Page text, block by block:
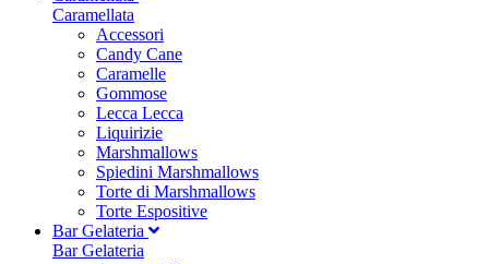
Caramellata
Accessori
Candy Cane
Caramelle
Gommose
Lecca Lecca
Liquirizie
Marshmallows
Spiedini Marshmallows
Torte di Marshmallows
Torte Espositive
Bar Gelateria
Bar Gelateria